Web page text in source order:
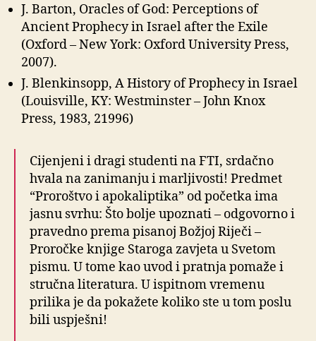
J. Barton, Oracles of God: Perceptions of
Ancient Prophecy in Israel after the Exile
(Oxford – New York: Oxford University Press,
2007).
J. Blenkinsopp, A History of Prophecy in Israel
(Louisville, KY: Westminster – John Knox
Press, 1983, 21996)
Cijenjeni i dragi studenti na FTI, srdačno
hvala na zanimanju i marljivosti! Predmet
“Proroštvo i apokaliptika” od početka ima
jasnu svrhu: Što bolje upoznati – odgovorno i
pravedno prema pisanoj Božjoj Riječi –
Proročke knjige Staroga zavjeta u Svetom
pismu. U tome kao uvod i pratnja pomaže i
stručna literatura. U ispitnom vremenu
prilika je da pokažete koliko ste u tom poslu
bili uspješni!